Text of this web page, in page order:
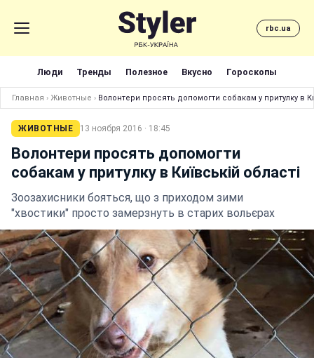
rbc.ua
Люди Тренды Полезное Вкусно Гороскопы
Главная › Животные › Волонтери просять допомогти собакам у притулку в
ЖИВОТНЫЕ 13 ноября 2016 · 18:45
Волонтери просять допомогти
собакам у притулку в Київській області
Зоозахисники бояться, що з приходом зими
"хвостики" просто замерзнуть в старих вольєрах